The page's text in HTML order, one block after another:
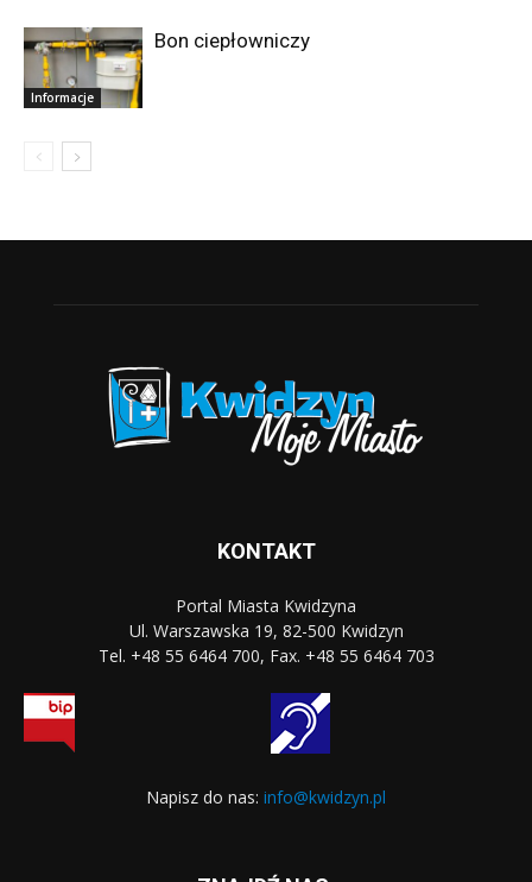
Informacje
Bon ciepłowniczy
KONTAKT
Portal Miasta Kwidzyna
Ul. Warszawska 19, 82-500 Kwidzyn
Tel. +48 55 6464 700, Fax. +48 55 6464 703
Napisz do nas: info@kwidzyn.pl